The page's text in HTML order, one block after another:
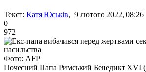
Текст: Катя Юськів, 9 лютого 2022, 08:26
0
972
Фото: AFP
Почесний Папа Римський Бенедикт XVI